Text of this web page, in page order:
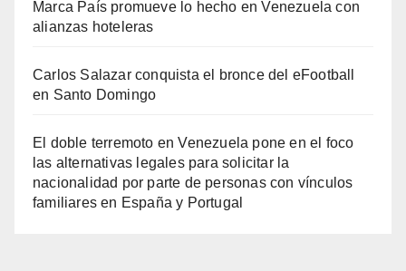
Marca País promueve lo hecho en Venezuela con
alianzas hoteleras
Carlos Salazar conquista el bronce del eFootball
en Santo Domingo
El doble terremoto en Venezuela pone en el foco
las alternativas legales para solicitar la
nacionalidad por parte de personas con vínculos
familiares en España y Portugal